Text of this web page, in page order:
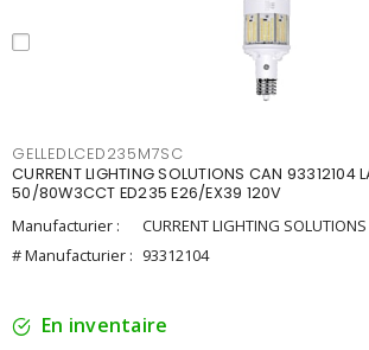
GELLEDLCED235M7SC
CURRENT LIGHTING SOLUTIONS CAN 93312104
50/80W3CCT ED235 E26/EX39 120V
Manufacturier :
CURRENT LIGHTING
# Manufacturier : 93312104
En inventaire